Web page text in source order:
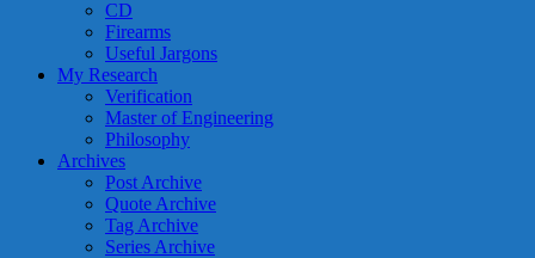
CD
Firearms
Useful Jargons
My Research
Verification
Master of Engineering
Philosophy
Archives
Post Archive
Quote Archive
Tag Archive
Series Archive